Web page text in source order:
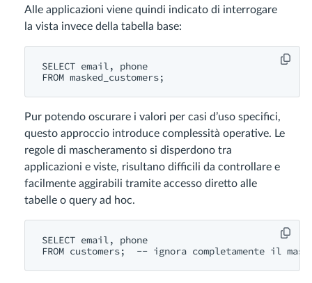
Alle applicazioni viene quindi indicato di interrogare
la vista invece della tabella base:
SELECT email, phone
Pur potendo oscurare i valori per casi d’uso specifici,
questo approccio introduce complessità operative. Le
regole di mascheramento si disperdono tra
applicazioni e viste, risultano difficili da controllare e
facilmente aggirabili tramite accesso diretto alle
tabelle o query ad hoc.
SELECT email, phone